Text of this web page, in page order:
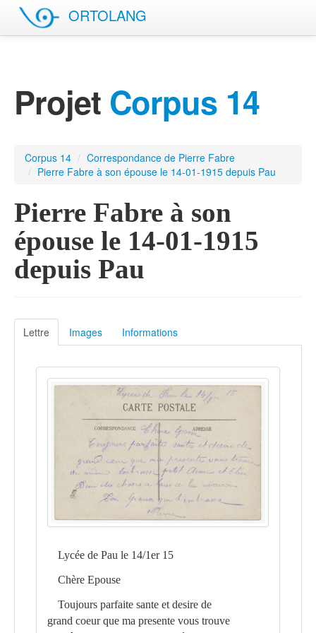
ORTOLANG
Projet Corpus 14
Corpus 14 / Correspondance de Pierre Fabre
/ Pierre Fabre à son épouse le 14-01-1915 depuis Pau
Pierre Fabre à son
épouse le 14-01-1915
depuis Pau
Lettre Images Informations
Lycée de Pau le 14/1er 15
Chère Epouse
Toujours parfaite sante et desire de
grand coeur que ma presente vous trouve